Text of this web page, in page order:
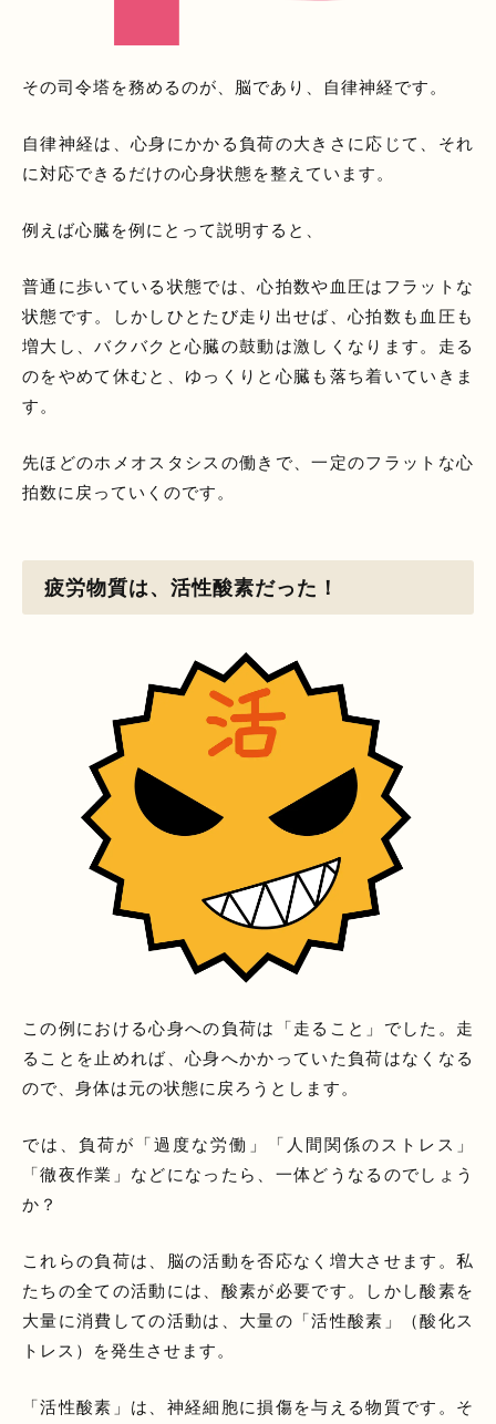
その司令塔を務めるのが、脳であり、自律神経です。
自律神経は、心身にかかる負荷の大きさに応じて、それ
に対応できるだけの心身状態を整えています。
例えば心臓を例にとって説明すると、
普通に歩いている状態では、心拍数や血圧はフラットな
状態です。しかしひとたび走り出せば、心拍数も血圧も
増大し、バクバクと心臓の鼓動は激しくなります。走る
のをやめて休むと、ゆっくりと心臓も落ち着いていきま
す。
先ほどのホメオスタシスの働きで、一定のフラットな心
拍数に戻っていくのです。
疲労物質は、活性酸素だった！
この例における心身への負荷は「走ること」でした。走
ることを止めれば、心身へかかっていた負荷はなくなる
ので、身体は元の状態に戻ろうとします。
では、負荷が「過度な労働」「人間関係のストレス」
「徹夜作業」などになったら、一体どうなるのでしょう
か？
これらの負荷は、脳の活動を否応なく増大させます。私
たちの全ての活動には、酸素が必要です。しかし酸素を
大量に消費しての活動は、大量の「活性酸素」（酸化ス
トレス）を発生させます。
「活性酸素」は、神経細胞に損傷を与える物質です。そ